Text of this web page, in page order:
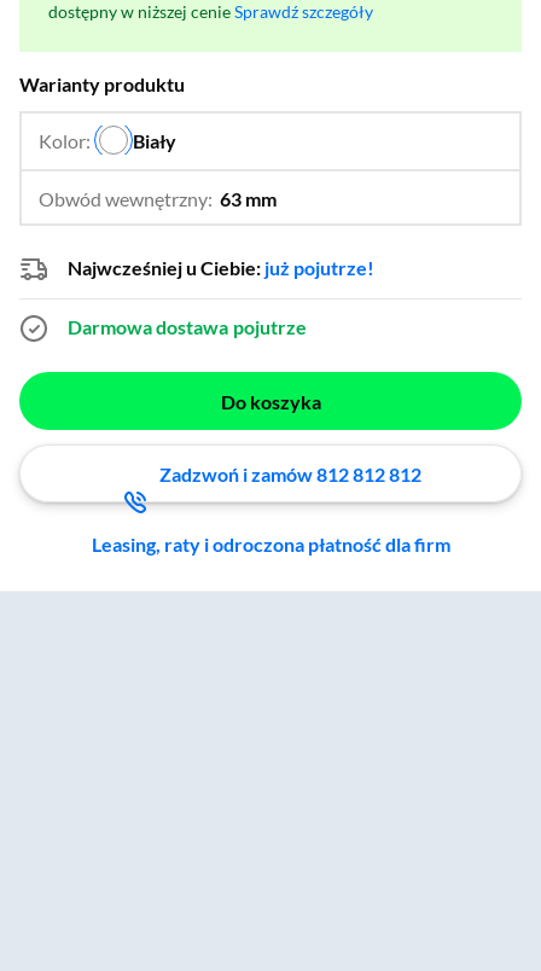
dostępny w niższej cenieSprawdź szczegóły
Warianty produktu
Kolor: Biały
Obwód wewnętrzny: 63 mm
Najwcześniej u Ciebie: już pojutrze!
Darmowa dostawa pojutrze
Do koszyka
Zadzwoń i zamów 812 812 812
Leasing, raty i odroczona płatność dla firm